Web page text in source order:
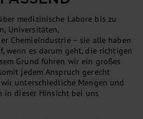
medizinische Labore bis zu
Universitäten,
Chemieindustrie – sie alle haben
wenn es darum geht, die richtigen
Grund führen wir ein großes
jedem Anspruch gerecht
unterschiedliche Mengen und
in dieser Hinsicht bei uns